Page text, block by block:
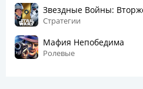
Звездные Войны:
Стратегии
Мафия Непобедима
Ролевые